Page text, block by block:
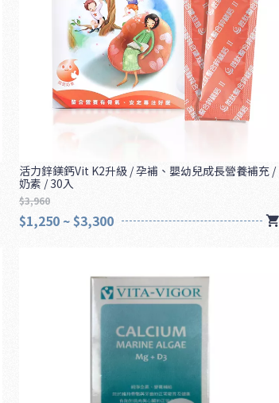
活力鋅鎂鈣Vit K2升級 / 孕補、嬰幼兒成長營養補充 /
奶素 / 30入
$3,960
$1,250 ~ $3,300